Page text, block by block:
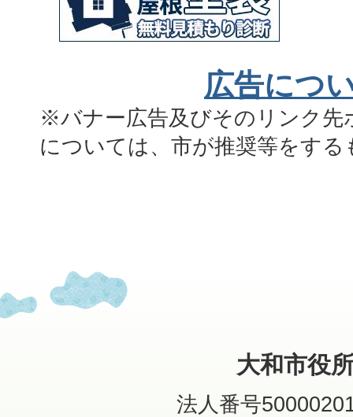
広告につ
※バナー広告及びそのリンク先
については、市が推奨等をす
大和市役
法人番号